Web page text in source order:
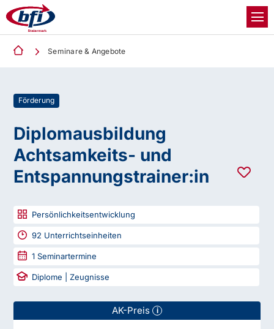
Seminare & Angebote
Förderung
Diplomausbildung
Achtsamkeits- und
Entspannungstrainer:in
Persönlichkeitsentwicklung
92 Unterrichtseinheiten
1 Seminartermine
Diplome | Zeugnisse
AK-Preis i